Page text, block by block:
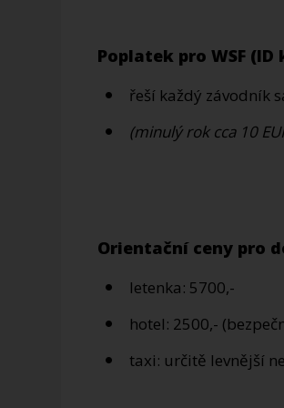
Poplatek pro WSF
řeší každý závodník
(minulý rok cca 10
Orientační ceny pro
letenka: 5700,-
hotel: 2500,-
taxi: určitě levnější